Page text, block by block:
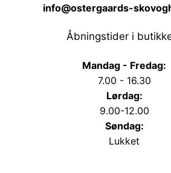
info@ostergaards-
Åbningstider i
Mandag - Fredag:
7.00 - 16.30
Lørdag:
9.00-12.00
Søndag:
Lukket